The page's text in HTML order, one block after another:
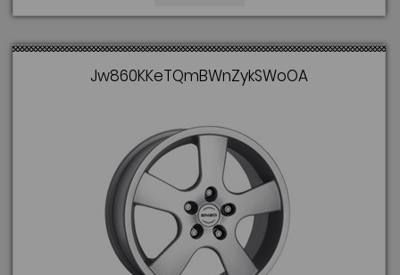
Jw860KKeTQmBWnZykSWoOA